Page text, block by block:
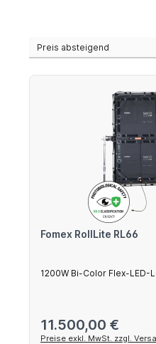
Fomex RollLite RL66
1200W Bi-Color Flex-LED-
Regulärer Preis:
11.500,00 €
Preise exkl. MwSt. zzgl.